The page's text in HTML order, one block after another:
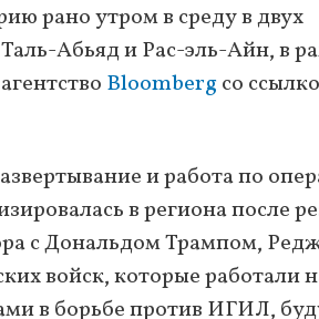
рано утром в среду в двух
Абьяд и Рас-эль-Айн, в
Bloomberg со
и работа по
в региона после
с Дональдом Трампом,
войск, которые работали
в борьбе против ИГИЛ,